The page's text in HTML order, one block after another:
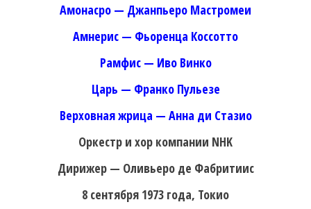
Амонасро — Джанпьеро Мастромеи
Амнерис — Фьоренца Коссотто
Рамфис — Иво Винко
Царь — Франко Пульезе
Верховная жрица — Анна ди Стазио
Оркестр и хор компании NHK
Дирижер — Оливьеро де Фабритиис
8 сентября 1973 года, Токио